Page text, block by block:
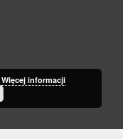
Więcej informacji